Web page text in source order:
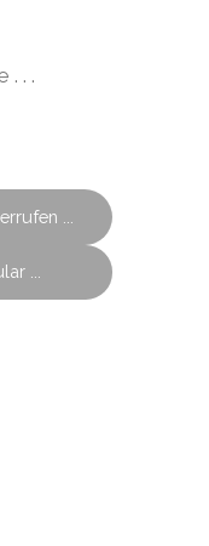
. . .
...
...